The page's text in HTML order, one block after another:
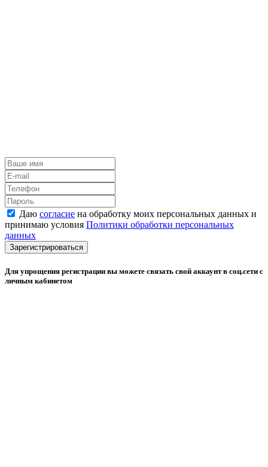
Даю согласие на обработку моих персональных данных и
принимаю условия Политики обработки персональных
данных
Зарегистрироваться
Для упрощения регистрации вы можете связать свой аккаунт в соц.сети с
личным кабинетом